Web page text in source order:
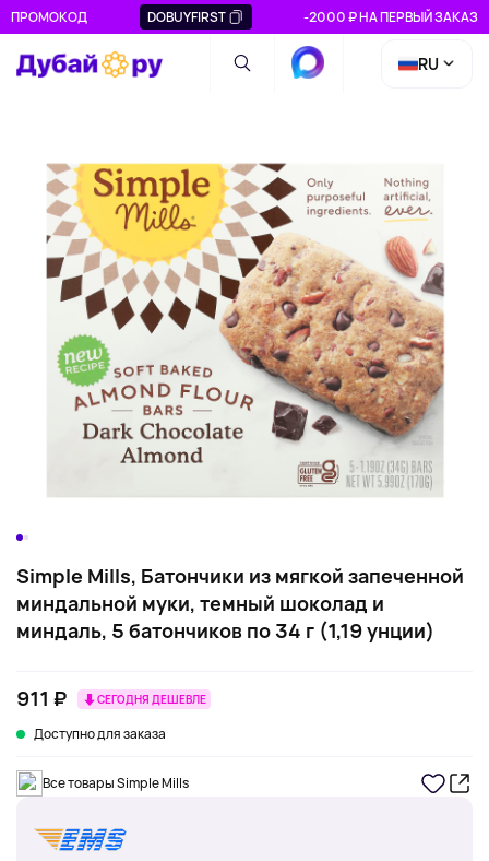
ПРОМОКОД DOBUYFIRST -2000 ₽ НА ПЕРВЫЙ ЗАКАЗ
RU
Simple Mills, Батончики из мягкой запеченной
миндальной муки, темный шоколад и
миндаль, 5 батончиков по 34 г (1,19 унции)
911 ₽ СЕГОДНЯ ДЕШЕВЛЕ
Доступно для заказа
Все товары Simple Mills